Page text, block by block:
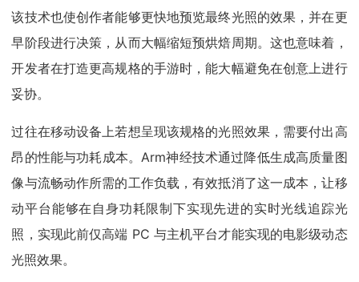
该技术也使创作者能够更快地预览最终光照的效果，并在更
早阶段进行决策，从而大幅缩短预烘焙周期。这也意味着，
开发者在打造更高规格的手游时，能大幅避免在创意上进行
妥协。
过往在移动设备上若想呈现该规格的光照效果，需要付出高
昂的性能与功耗成本。Arm神经技术通过降低生成高质量图
像与流畅动作所需的工作负载，有效抵消了这一成本，让移
动平台能够在自身功耗限制下实现先进的实时光线追踪光
照，实现此前仅高端 PC 与主机平台才能实现的电影级动态
光照效果。